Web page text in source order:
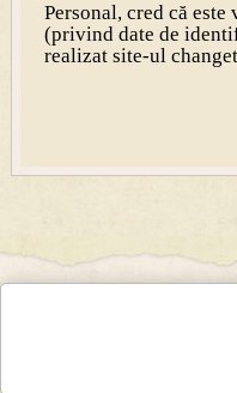
Personal, cred că
(privind date de
realizat site-ul